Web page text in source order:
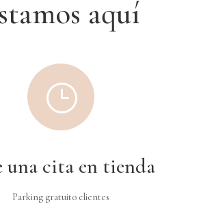
aquí
}
una cita en tienda
Parking gratuito clientes